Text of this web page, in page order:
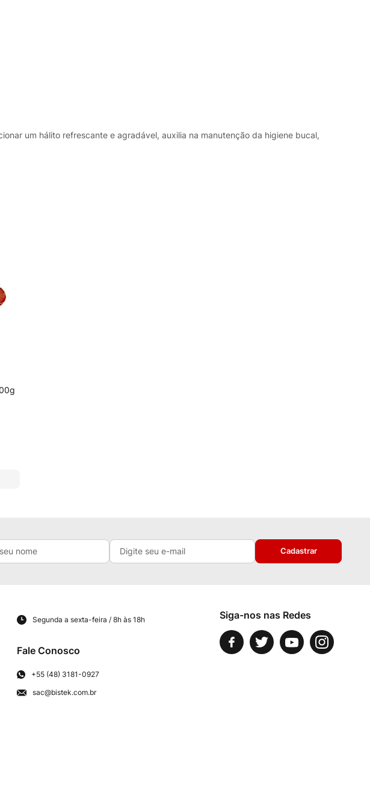
um hálito refrescante e agradável, auxilia na manutenção da higiene bucal,
Cadastrar
Segunda a sexta-feira / 8h às 18h
Fale Conosco
+55 (48) 3181-0927
sac@bistek.com.br
Siga-nos nas Redes